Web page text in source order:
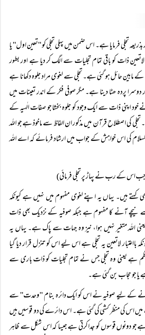
تجلی فرمایا ہے۔ اس ضمن میں پہلی تجلی کو "تعین اول" یا
ذات کو باقی تمام تجلیات سے الگ کر دیا ہے اور بطور
مابین حائل ہو گئی ہے۔ تجلی سے لغوی مراد جلوہ دکھانا ہے
دوسرا پردہ ھٹا دینا ہے۔ مگر صوفی فکر کے اندر تعینات میں
خود اپنی ذات سے ایک وجود کو جلوہ بخشا جو صفات الٰہیہ کے
کی اصطلاح قرآن میں مذکور ان الفاظ سے ماخوذ ہے جو اللہ
کی اس خواہش کے جواب میں ارشاد فرمائے کہ اے اللہ
اس کے رب نے پہاڑ پر تجلی فرمائی)
کہتے ہیں۔ یہاں یہ اپنے لغوی مفہوم میں نہیں ہے کیونکہ
نیچے آنے کا مفہوم ہے جبکہ صوفیہ کے نزدیک بھی ذات
الله متغیر نہیں ہوا، نیز وہ جہات سے پاک ہے۔ یہاں یہ
بااعتبار لاتعین یہ تجلی ہے اس لیے اس کو تنزل قرار دیا گیا
ہے یعنی وہ تجلی جس نے تمام تجلیات کو ذات باری سے
یا جو حجاب بن گئی ہے۔
کے لیے صوفیہ نے اس کو ایک دائرہ بنام "وحدت" سے
اس کی منظر کشی کی گئی ہے۔ اس دائرے کی دو قوسیں ہیں
دونوں قوسوں کو جدا کرتی ہے جیسا کہ اس شکل سے ظاہر